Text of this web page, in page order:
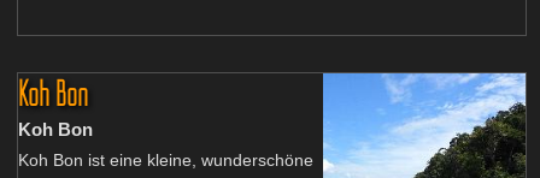
Koh Bon
Koh Bon
Koh Bon ist eine kleine, wunderschöne